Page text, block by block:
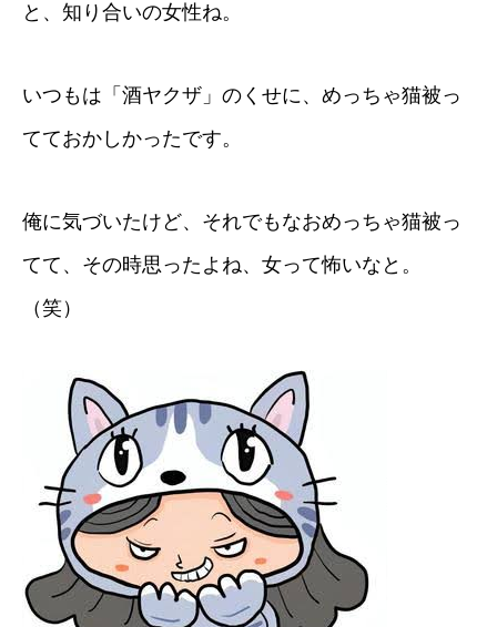
と、知り合いの女性ね。
いつもは「酒ヤクザ」のくせに、めっちゃ猫被っ
てておかしかったです。
俺に気づいたけど、それでもなおめっちゃ猫被っ
てて、その時思ったよね、女って怖いなと。
（笑）